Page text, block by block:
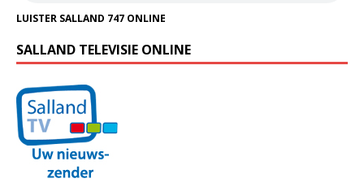
LUISTER SALLAND 747 ONLINE
SALLAND TELEVISIE ONLINE